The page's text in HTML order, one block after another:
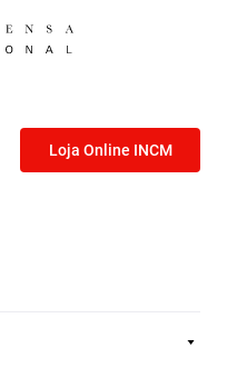
Loja Online INCM